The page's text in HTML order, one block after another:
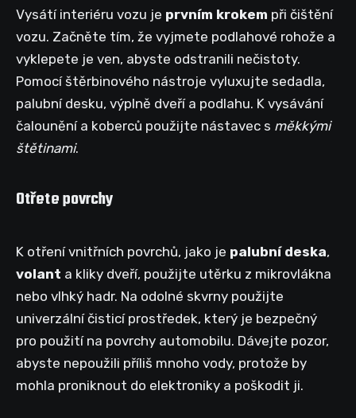
Vysátí interiéru vozu je prvním krokem při čištění
vozu. Začněte tím, že vyjmete podlahové rohože a
vyklepete je ven, abyste odstranili nečistoty.
Pomocí štěrbinového nástroje vyluxujte sedadla,
palubní desku, výplně dveří a podlahu. K vysávání
čalounění a koberců použijte nástavec s měkkými
štětinami.
Otřete povrchy
K otření vnitřních povrchů, jako je palubní deska,
volant a kliky dveří, použijte utěrku z mikrovlákna
nebo vlhký hadr. Na odolné skvrny použijte
univerzální čisticí prostředek, který je bezpečný
pro použití na povrchy automobilu. Dávejte pozor,
abyste nepoužili příliš mnoho vody, protože by
mohla proniknout do elektroniky a poškodit ji.